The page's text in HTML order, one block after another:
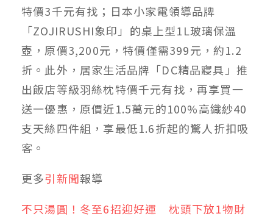
特價3千元有找；日本小家電領導品牌
「ZOJIRUSHI象印」的桌上型1L玻璃保溫
壺，原價3,200元，特價僅需399元，約1.2
折。此外，居家生活品牌「DC精品寢具」推
出飯店等級羽絲枕特價千元有找，再享買一
送一優惠，原價近1.5萬元的100%高織紗40
支天絲四件組，享最低1.6折起的驚人折扣吸
客。
更多引新聞報導
不只湯圓！冬至6招迎好運 枕頭下放1物財